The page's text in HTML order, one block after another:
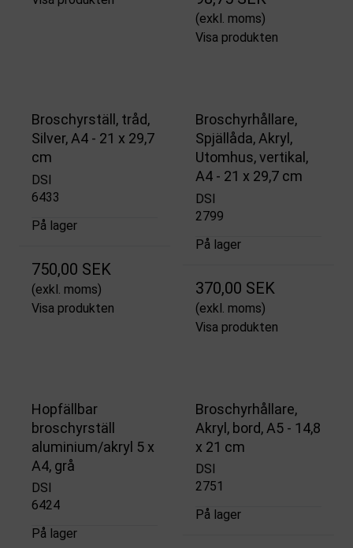
(exkl. moms)
Visa produkten
Broschyrställ, tråd,
Silver, A4 - 21 x 29,7
cm
DSI
6433
På lager
750,00 SEK
(exkl. moms)
Visa produkten
Broschyrhållare,
Spjällåda, Akryl,
Utomhus, vertikal,
A4 - 21 x 29,7 cm
DSI
2799
På lager
370,00 SEK
(exkl. moms)
Visa produkten
Hopfällbar
broschyrställ
aluminium/akryl 5 x
A4, grå
DSI
6424
På lager
Broschyrhållare,
Akryl, bord, A5 - 14,8
x 21 cm
DSI
2751
På lager